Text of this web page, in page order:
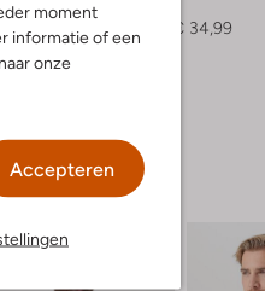
moment
informatie of een
onze
Accepteren
€ 34,99